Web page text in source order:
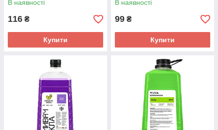
В наявності
116 ₴
Купити
В наявності
99 ₴
Купити